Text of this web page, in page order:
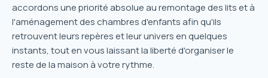
accordons une priorité absolue au remontage des lits et à
l'aménagement des chambres d'enfants afin qu'ils
retrouvent leurs repères et leur univers en quelques
instants, tout en vous laissant la liberté d'organiser le
reste de la maison à votre rythme.